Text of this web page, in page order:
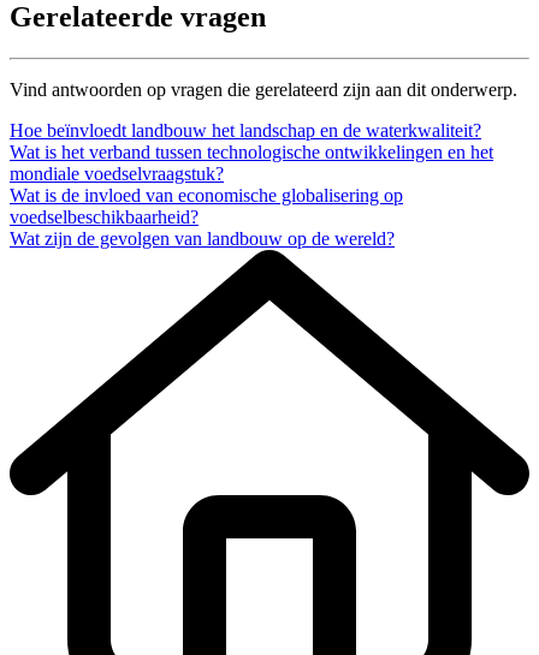
Gerelateerde vragen
Vind antwoorden op vragen die gerelateerd zijn aan dit onderwerp.
Hoe beïnvloedt landbouw het landschap en de waterkwaliteit?
Wat is het verband tussen technologische ontwikkelingen en het
mondiale voedselvraagstuk?
Wat is de invloed van economische globalisering op
voedselbeschikbaarheid?
Wat zijn de gevolgen van landbouw op de wereld?